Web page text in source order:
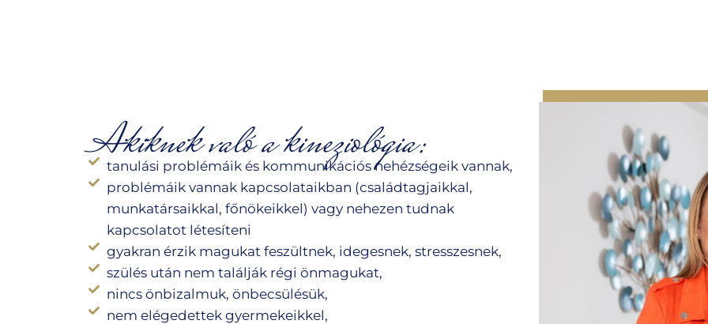
Akiknek való a kineziológia:
tanulási problémáik és kommunikációs nehézségeik vannak,
problémáik vannak kapcsolataikban (családtagjaikkal,
munkatársaikkal, főnökeikkel) vagy nehezen tudnak
kapcsolatot létesíteni
gyakran érzik magukat feszültnek, idegesnek, stresszesnek,
szülés után nem találják régi önmagukat,
nincs önbizalmuk, önbecsülésük,
nem elégedettek gyermekeikkel,